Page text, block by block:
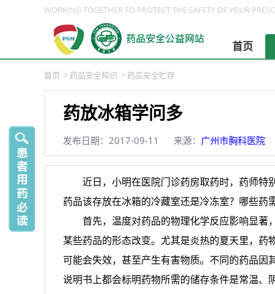
WORKING TOGETHER TO PROTECT THE SAFETY OF YOUR
首页
首页 > 药品安全知识 > 药品安全贮存
药放冰箱学问多
发布日期：2017-09-11 来源： 广州市胸科医院
近日，小明在医院门诊药房取药时，药师特
药品该存放在冰箱的冷藏室还是冷冻室？哪些药
首先，温度对药品的物理化学反应影响显著
某些药品的形态改变。尤其是炎热的夏天里，
可能会失效，甚至产生有害物质。不同的药品
说明书上都会标明药物所需的储存条件是常温